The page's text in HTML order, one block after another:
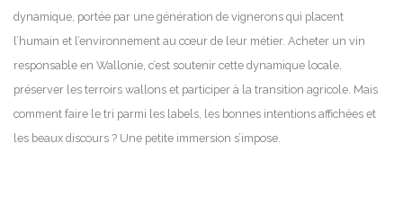
dynamique, portée par une génération de vignerons qui placent
l’humain et l’environnement au cœur de leur métier. Acheter un vin
responsable en Wallonie, c’est soutenir cette dynamique locale,
préserver les terroirs wallons et participer à la transition agricole. Mais
comment faire le tri parmi les labels, les bonnes intentions affichées et
les beaux discours ? Une petite immersion s’impose.